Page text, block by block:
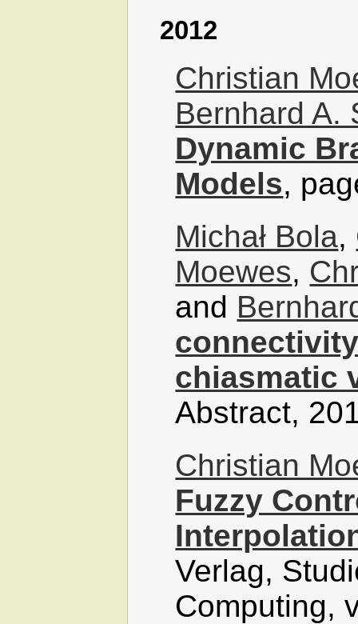
2012
Christian
Bernhard A.
Dynamic
Models,
Michał Bola,
Moewes,
and
chiasmatic
Abstract,
Christian
Fuzzy
Verlag,
Computing,